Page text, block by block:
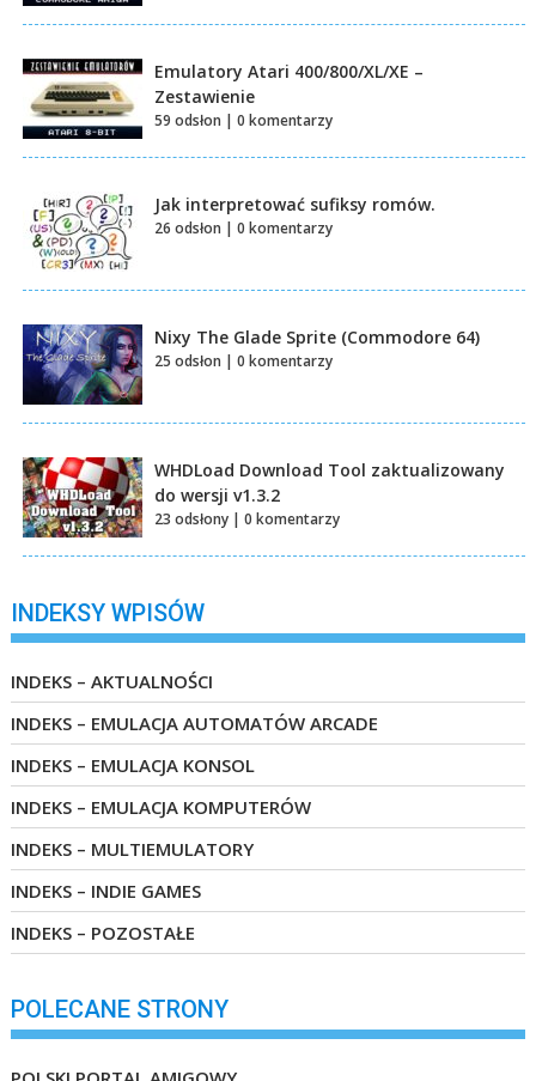
Emulatory Atari 400/800/XL/XE –
Zestawienie
59 odsłon |0 komentarzy
Jak interpretować sufiksy romów.
26 odsłon |0 komentarzy
Nixy The Glade Sprite (Commodore 64)
25 odsłon |0 komentarzy
WHDLoad Download Tool zaktualizowany
do wersji v1.3.2
23 odsłony |0 komentarzy
INDEKSY WPISÓW
INDEKS – AKTUALNOŚCI
INDEKS – EMULACJA AUTOMATÓW ARCADE
INDEKS – EMULACJA KONSOL
INDEKS – EMULACJA KOMPUTERÓW
INDEKS – MULTIEMULATORY
INDEKS – INDIE GAMES
INDEKS – POZOSTAŁE
POLECANE STRONY